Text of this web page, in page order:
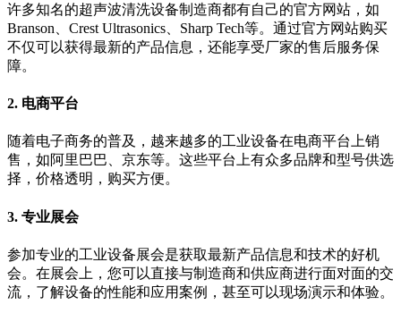
许多知名的超声波清洗设备制造商都有自己的官方网站，如
Branson、Crest Ultrasonics、Sharp Tech等。通过官方网站购买
不仅可以获得最新的产品信息，还能享受厂家的售后服务保
障。
2. 电商平台
随着电子商务的普及，越来越多的工业设备在电商平台上销
售，如阿里巴巴、京东等。这些平台上有众多品牌和型号供选
择，价格透明，购买方便。
3. 专业展会
参加专业的工业设备展会是获取最新产品信息和技术的好机
会。在展会上，您可以直接与制造商和供应商进行面对面的交
流，了解设备的性能和应用案例，甚至可以现场演示和体验。